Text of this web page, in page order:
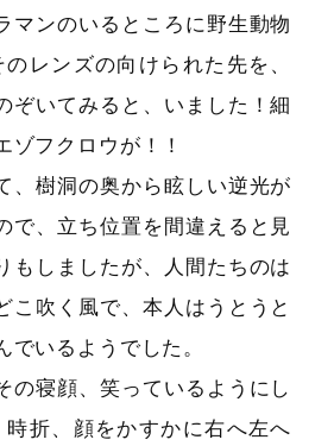
マンのいるところに野生動物
のレンズの向けられた先を、
ぞいてみると、いました！細
ゾフクロウが！！
、樹洞の奥から眩しい逆光が
で、立ち位置を間違えると見
もしましたが、人間たちのは
こ吹く風で、本人はうとうと
でいるようでした 。
寝顔、笑っているようにし
時折、顔をかすかに右へ左へ